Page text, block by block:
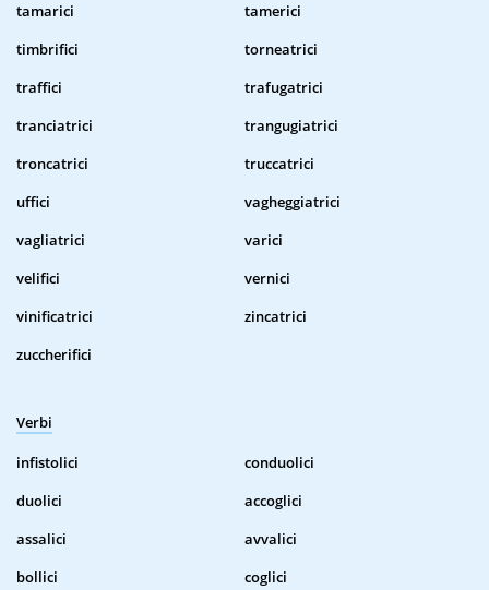
tamarici
tamerici
timbrifici
torneatrici
traffici
trafugatrici
tranciatrici
trangugiatrici
troncatrici
truccatrici
uffici
vagheggiatrici
vagliatrici
varici
velifici
vernici
vinificatrici
zincatrici
zuccherifici
Verbi
infistolici
conduolici
duolici
accoglici
assalici
avvalici
bollici
coglici